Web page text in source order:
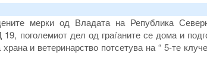
мерки од Владата на Република
поголемиот дел од граѓаните се дома и
и ветеринарство потсетува на “ 5-те